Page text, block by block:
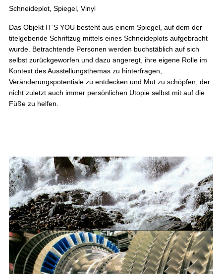
Schneideplot, Spiegel, Vinyl
Das Objekt IT’S YOU besteht aus einem Spiegel, auf dem der
titelgebende Schriftzug mittels eines Schneideplots aufgebracht
wurde. Betrachtende Personen werden buchstäblich auf sich
selbst zurückgeworfen und dazu angeregt, ihre eigene Rolle im
Kontext des Ausstellungsthemas zu hinterfragen,
Veränderungspotentiale zu entdecken und Mut zu schöpfen, der
nicht zuletzt auch immer persönlichen Utopie selbst mit auf die
Füße zu helfen.